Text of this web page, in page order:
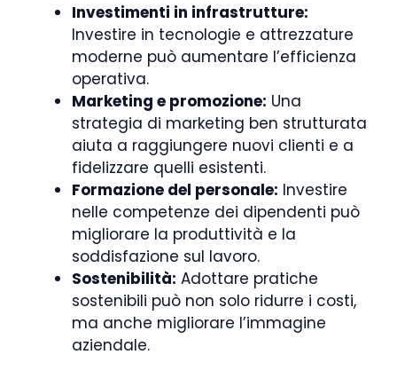
Investimenti in infrastrutture:
Investire in tecnologie e attrezzature
moderne può aumentare l’efficienza
operativa.
Marketing e promozione: Una
strategia di marketing ben strutturata
aiuta a raggiungere nuovi clienti e a
fidelizzare quelli esistenti.
Formazione del personale: Investire
nelle competenze dei dipendenti può
migliorare la produttività e la
soddisfazione sul lavoro.
Sostenibilità: Adottare pratiche
sostenibili può non solo ridurre i costi,
ma anche migliorare l’immagine
aziendale.